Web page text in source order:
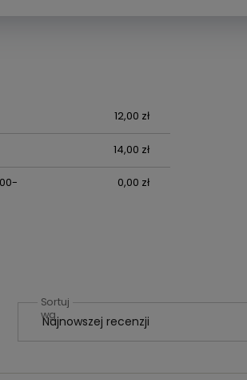
12,00 zł
14,00 zł
0,00 zł
Sortuj
wg